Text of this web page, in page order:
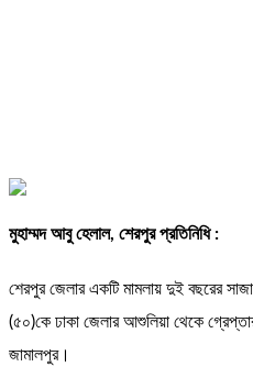
মুহাম্মদ আবু হেলাল, শেরপুর প্রতিনিধি :
শেরপুর জেলার একটি মামলায় দুই বছরের
(৫০)কে ঢাকা জেলার আশুলিয়া থেকে
জামালপুর।